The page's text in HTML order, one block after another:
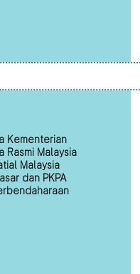
Kementerian
Rasmi Malaysia
Malaysia
dan PKPA